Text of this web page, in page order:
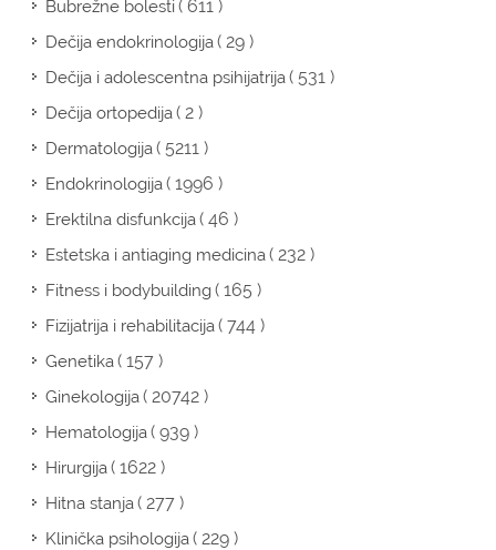
Bubrežne bolesti( 611 )
Dečija endokrinologija( 29 )
Dečija i adolescentna psihijatrija( 531 )
Dečija ortopedija( 2 )
Dermatologija( 5211 )
Endokrinologija( 1996 )
Erektilna disfunkcija( 46 )
Estetska i antiaging medicina( 232 )
Fitness i bodybuilding( 165 )
Fizijatrija i rehabilitacija( 744 )
Genetika( 157 )
Ginekologija( 20742 )
Hematologija( 939 )
Hirurgija( 1622 )
Hitna stanja( 277 )
Klinička psihologija( 229 )